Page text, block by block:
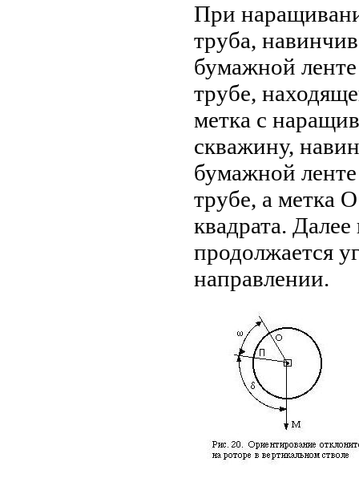
При
труба,
бумажной
трубе,
метка с
скважину,
бумажной
трубе, а метка
квадрата.
продолжается
направлении.